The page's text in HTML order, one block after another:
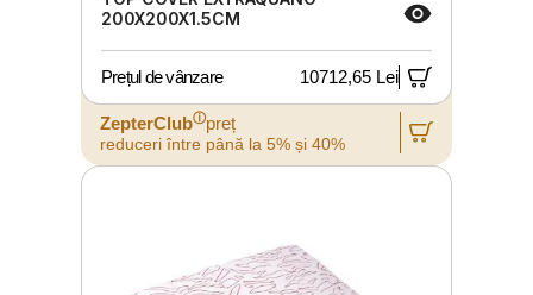
200X200X1.5CM
Prețul de vânzare 10712,65 Lei
ZepterClubⓘpreț
reduceri între până la 5% și 40%